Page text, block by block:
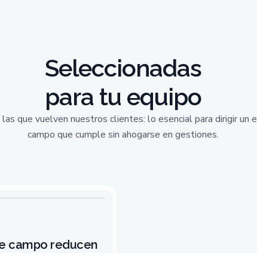
Seleccionadas
para tu equipo
las que vuelven nuestros clientes: lo esencial para dirigir un
campo que cumple sin ahogarse en gestiones.
campo reducen